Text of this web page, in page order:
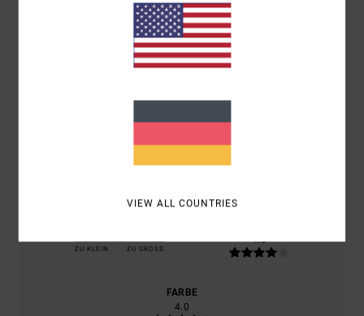
2 VERIFIZIERTEN BEWERTUNGEN
SEPTEMBER 2025
50% UNSERER KUNDEN EMPFEHLEN DIESES PRODUKT
ZU KLEIN ZU GROSS
4.0
FARBE
4.0
VIEW ALL COUNTRIES